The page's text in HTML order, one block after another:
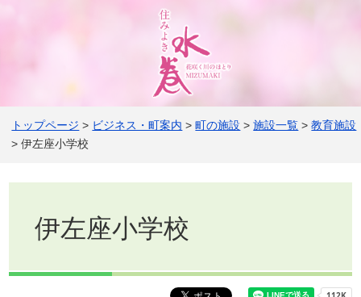
トップページ > ビジネス・町案内 >町の施設 >施設一覧 >教育施設
> 伊左座小学校
伊左座小学校